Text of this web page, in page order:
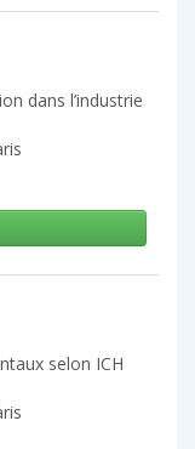
dans l’industrie
selon ICH